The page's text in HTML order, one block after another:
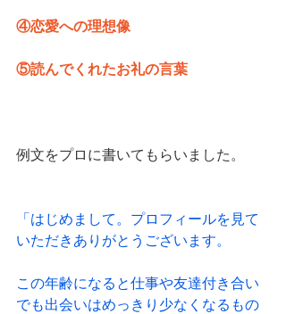
④恋愛への理想像
⑤読んでくれたお礼の言葉
例文をプロに書いてもらいました。
「はじめまして。プロフィールを見て
いただきありがとうございます。
この年齢になると仕事や友達付き合い
でも出会いはめっきり少なくなるもの